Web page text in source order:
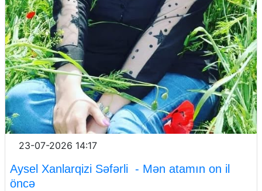
23-07-2026 14:17
Aysel Xanlarqizi Səfərli - Mən atamın on il
öncə